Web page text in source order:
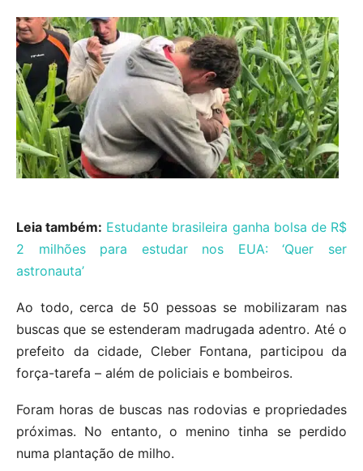
Leia também: Estudante brasileira ganha bolsa de R$
2 milhões para estudar nos EUA: ‘Quer ser
astronauta’
Ao todo, cerca de 50 pessoas se mobilizaram nas
buscas que se estenderam madrugada adentro. Até o
prefeito da cidade, Cleber Fontana, participou da
força-tarefa – além de policiais e bombeiros.
Foram horas de buscas nas rodovias e propriedades
próximas. No entanto, o menino tinha se perdido
numa plantação de milho.